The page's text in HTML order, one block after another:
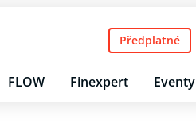
FLOW Finexpert Eventy
Předplatné